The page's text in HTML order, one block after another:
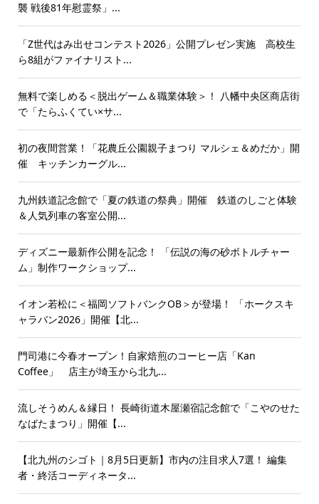
襲 戦後81年慰霊祭」...
「Z世代はみ出せコンテスト2026」公開プレゼン実施 高校生
ら8組がファイナリスト...
無料で楽しめる＜脱出ゲーム＆職業体験＞！ 八幡中央区商店街
で「たらふくてい×サ...
初の夜間営業！「花農丘公園親子まつり マルシェ＆めだか」開
催 キッチンカーグル...
九州鉄道記念館で「夏の鉄道の祭典」開催 鉄道のしごと体験
＆人気列車の客室公開...
ディズニー最新作公開を記念！ 「伝説の海の砂ボトルチャー
ム」制作ワークショップ...
イオン若松に＜福岡ソフトバンクOB＞が登場！ 「ホークスキ
ャラバン2026」開催【北...
門司港に今春オープン！自家焙煎のコーヒー店「Kan
Coffee」 店主が埼玉から北九...
流しそうめん＆縁日！ 長崎街道木屋瀬宿記念館で「こやのせた
なばたまつり」開催【...
【北九州のシゴト｜8月5日更新】市内の注目求人7選！ 編集
者・終活コーディネータ...